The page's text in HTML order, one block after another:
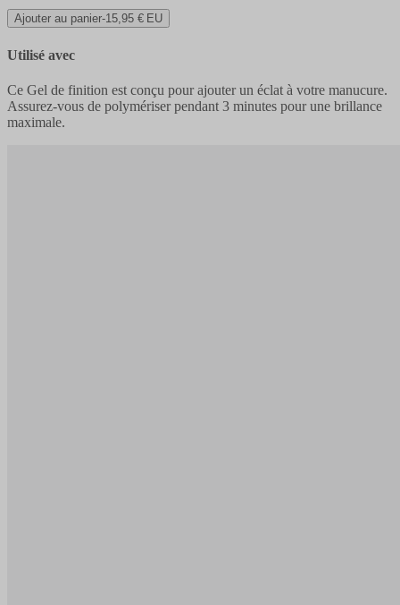
Ajouter au panier-15,95 € EU
Utilisé avec
Ce Gel de finition est conçu pour ajouter un éclat à votre manucure.
Assurez-vous de polymériser pendant 3 minutes pour une brillance
maximale.